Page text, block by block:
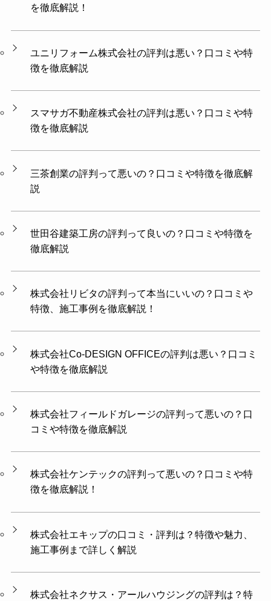
を徹底解説！
ユニリフォーム株式会社の評判は悪い？口コミや特
徴を徹底解説
スマサガ不動産株式会社の評判は悪い？口コミや特
徴を徹底解説
三茶創業の評判って悪いの？口コミや特徴を徹底解
説
世田谷建築工房の評判って良いの？口コミや特徴を
徹底解説
株式会社リビタの評判って本当にいいの？口コミや
特徴、施工事例を徹底解説！
株式会社Co-DESIGN OFFICEの評判は悪い？口コミ
や特徴を徹底解説
株式会社フィールドガレージの評判って悪いの？口
コミや特徴を徹底解説
株式会社ケンテックの評判って悪いの？口コミや特
徴を徹底解説！
株式会社エキップの口コミ・評判は？特徴や魅力、
施工事例まで詳しく解説
株式会社ネクサス・アールハウジングの評判は？特